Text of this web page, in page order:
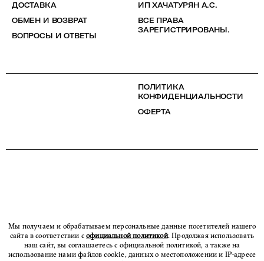
ДОСТАВКА
ОБМЕН И ВОЗВРАТ
ВОПРОСЫ И ОТВЕТЫ
ИП ХАЧАТУРЯН А.С.
ВСЕ ПРАВА
ЗАРЕГИСТРИРОВАНЫ.
ПОЛИТИКА
КОНФИДЕНЦИАЛЬНОСТИ
ОФЕРТА
Мы получаем и обрабатываем персональные данные посетителей нашего
сайта в соответствии софициальной политикой. Продолжая использовать
наш сайт, вы соглашаетесь с официальной политикой, а также на
использование нами файлов cookie, данных о местоположении и IP-адресе